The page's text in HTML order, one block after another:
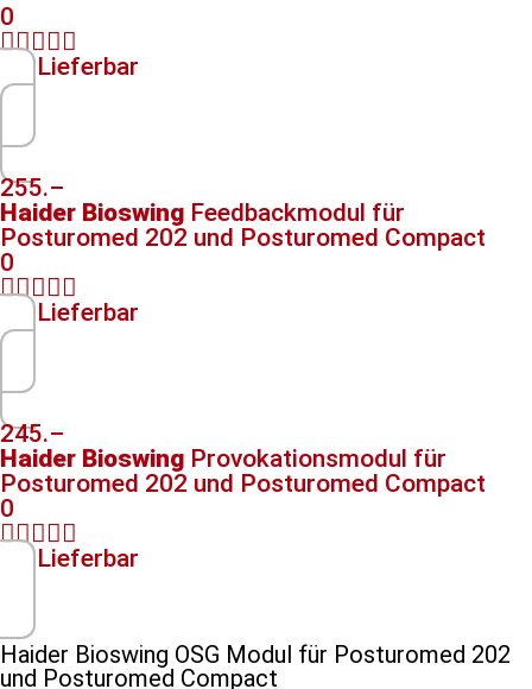
0

Lieferbar
255.–
Haider Bioswing Feedbackmodul​ für
Posturomed 202 und Posturomed Compact
0

Lieferbar
245.–
Haider Bioswing Provokationsmodul​ für
Posturomed 202 und Posturomed Compact
0

Lieferbar
Haider Bioswing OSG Modul für Posturomed 202
und Posturomed Compact